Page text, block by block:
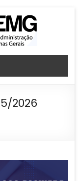
2026